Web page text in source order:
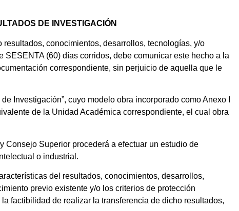
DE INVESTIGACIÓN
conocimientos, desarrollos, tecnologías, y/o
(60) días corridos, debe comunicar este hecho a la
correspondiente, sin perjuicio de aquella que le
Investigación”, cuyo modelo obra incorporado como Anexo I
de la Unidad Académica correspondiente, el cual obra
Superior procederá a efectuar un estudio de
o industrial.
del resultados, conocimientos, desarrollos,
previo existente y/o los criterios de protección
factibilidad de realizar la transferencia de dicho resultados,